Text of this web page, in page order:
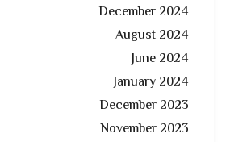
December 2024
August 2024
June 2024
January 2024
December 2023
November 2023